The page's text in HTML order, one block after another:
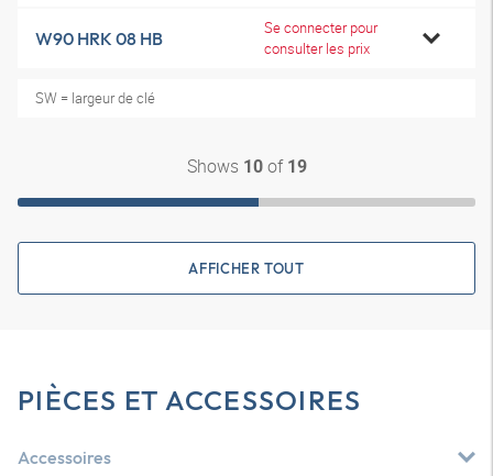
W90 HRK 08 HB
Se connecter pour
consulter les prix
SW = largeur de clé
Shows 10of 19
AFFICHER TOUT
PIÈCES ET ACCESSOIRES
Accessoires